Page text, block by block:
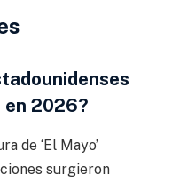
en 2026?
de ‘El Mayo’
surgieron